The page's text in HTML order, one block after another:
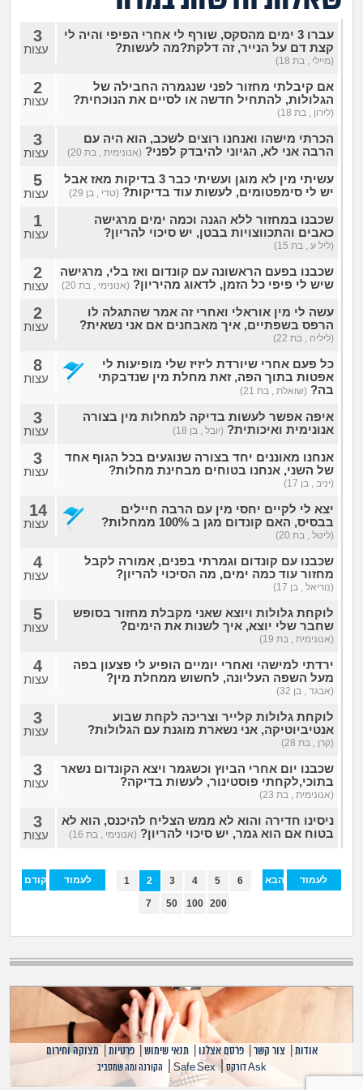
היריון ולידה
הורות ומשפחה
חברים ואנשים
בית, שכנים ושותפים
מה שעובר עליי
שומרים על הגוף
פיננסי וכלכלה
יוקר המחיה
גאווה
הרשמה | התחברותעברו 3 ימים מהסקס, שורף לי אחרי הפיפי והיה לי
קצת דם על הנייר, זה דלקת?מה לעשות?
(מיילי , בת 18)
3
עצות
אם קיבלתי מחזור לפני שנגמרה החבילה של
הגלולות, להתחיל חדשה או לסיים את הנוכחית?
(לירון , בת 18)
2
עצות
הכרתי מישהו ואנחנו רוצים לשכב, הוא היה עם
הרבה אני לא, הגיוני להיבדק לפני? (אנונימית , בת 20)
3
עצות
עשיתי מין לא מוגן ועשיתי כבר 3 בדיקות מאז אבל
יש לי סימפטומים, לעשות עוד בדיקות? (טדי , בן 29)
5
עצות
שכבנו במחזור ללא הגנה וכמה ימים מרגישה
כאבים והתכווצויות בבטן, יש סיכוי להריון?
(ליל ע , בת 15)
1
עצות
שכבנו בפעם הראשונה עם קונדום ואז בלי, מרגישה
שיש לי פיפי כל הזמן, לדאוג מהיריון? (אנונימי , בת 20)
2
עצות
עשה לי מין אוראלי ואחרי זה אמר שהתגלה לו
הרפס בשפתיים, איך מאבחנים אם אני נשאית?
(ליליה , בת 22)
2
עצות
כל פעם אחרי שיורדת ליזיז שלי מופיעות לי
אפטות בתוך הפה, זאת מחלת מין שנדבקתי
בה? (שואלת , בת 21)
8
עצות
איפה אפשר לעשות בדיקה למחלות מין בצורה
אנונימית ואיכותית? (יובל , בן 18)
3
עצות
אנחנו מאוננים יחד בצורה שנוגעים בכל הגוף אחד
של השני, אנחנו בטוחים מבחינת מחלות?
(יניב , בן 17)
3
עצות
יצא לי לקיים יחסי מין עם הרבה חיילים
בבסיס, האם קונדום מגן ב 100% ממחלות?
(ליטל , בת 20)
14
עצות
שכבנו עם קונדום וגמרתי בפנים, אמורה לקבל
מחזור עוד כמה ימים, מה הסיכוי להריון?
(נוריאל , בן 17)
4
עצות
לוקחת גלולות ויוצא שאני מקבלת מחזור בסופש
שחבר שלי יוצא, איך לשנות את הימים?
(אנונימית , בת 19)
5
עצות
ירדתי למישהי ואחרי יומיים הופיע לי פצעון בפה
מעל השפה העליונה, לחשוש ממחלת מין?
(אבגד , בן 32)
4
עצות
לוקחת גלולות קלייר וצריכה לקחת שבוע
אנטיביוטיקה, אני נשארת מוגנת עם הגלולות?
(קרן , בת 28)
3
עצות
שכבנו יום אחרי הביוץ וכשגמר ויצא הקונדום נשאר
בתוכי,לקחתי פוסטינור, לעשות בדיקה?
(אנונימית , בת 23)
3
עצות
ניסינו חדירה והוא לא ממש הצליח להיכנס, הוא לא
בטוח אם הוא גמר, יש סיכוי להריון? (אנונימי , בת 16)
3
עצות
הקודם
לעמוד
1 2 3 4 5
6
7
50 100 200
הבא
לעמוד
אודות צור קשר |פרסם אצלנו |תנאי שימוש |פרטיות |מצוקה וחירום
Ask דורקס |
Safe Sex
| הקורנה ומה שמסביב